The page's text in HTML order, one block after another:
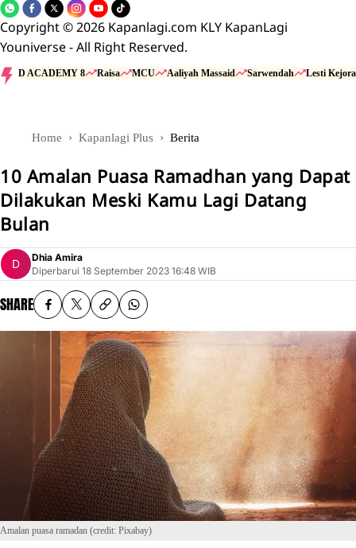
Copyright © 2026 Kapanlagi.com KLY KapanLagi
Youniverse - All Right Reserved.
D ACADEMY 8 Raisa MCU Aaliyah Massaid Sarwendah Lesti Kejora
Home Kapanlagi Plus Berita
10 Amalan Puasa Ramadhan yang Dapat
Dilakukan Meski Kamu Lagi Datang
Bulan
Dhia Amira
Diperbarui 18 September 2023 16:48 WIB
SHARE
Amalan puasa ramadan (credit: Pixabay)